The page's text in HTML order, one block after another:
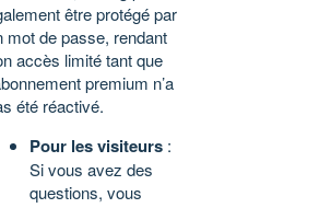
être protégé par
mot de passe, rendant
accès limité tant que
premium n’a
été réactivé.
Pour les visiteurs :
Si vous avez des
questions, vous